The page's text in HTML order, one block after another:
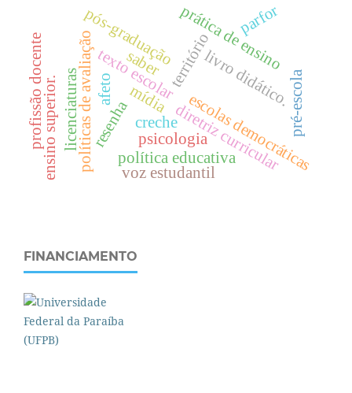
resenha
território
diretriz curricular
prática de ensino
texto escolar
políticas de avaliação
pós-graduação
saber
política educativa
mídia livro didático.
escolas democráticas
licenciaturas
parfor
voz estudantil
pré-escola
creche
psicologia
e
n
s
i
n
o
s
u
p
e
r
i
o
r
.
profissão docente afeto
FINANCIAMENTO